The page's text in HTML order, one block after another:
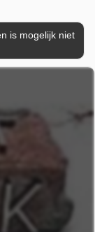
is mogelijk niet